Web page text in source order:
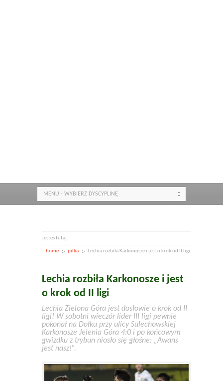
MENU - WYBIERZ DYSCYPLINĘ
Jesteś tutaj:
home pilka Lechia rozbiła Karkonosze i jest o krok od II ligi
Lechia rozbiła Karkonosze i jest
o krok od II ligi
Lechia Zielona Góra jest dosłowie o krok od II
ligi! W sobotni wieczór lider III ligi pewnie
pokonał na Dołku przy ulicy Sulechowskiej
Karkonosze Jelenia Góra 4:0 i po końcowym
gwizdku z trybun niosło się głośne: „Awans
jest nasz!”.